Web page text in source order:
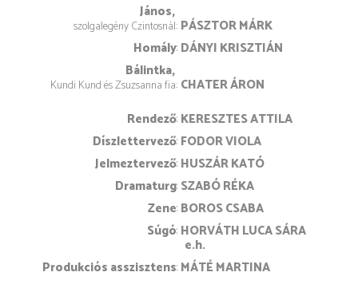
János
szolgalegény Czintosnál PÁSZTOR MÁRK
Homály DÁNYI KRISZTIÁN
Bálintka
Kundi Kund és Zsuzsanna fia CHATER ÁRON
rendező KERESZTES ATTILA
díszlettervező FODOR VIOLA
jelmeztervező HUSZÁR KATÓ
dramaturg SZABÓ RÉKA
zene BOROS CSABA
súgó HORVÁTH LUCA SÁRA
e.h.
produkciós asszisztens MÁTÉ MARTINA